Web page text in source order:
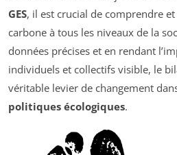
GES, il est crucial de comprendre
carbone à tous les niveaux de la
données précises et en rendant
individuels et collectifs visible, le
véritable levier de changement
politiques écologiques.